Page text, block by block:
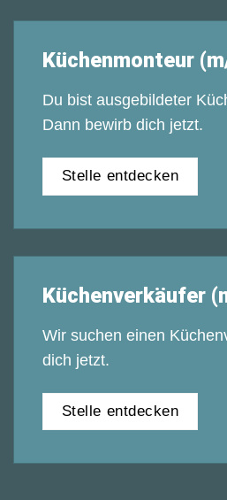
Küchenmonteur
Du bist ausgebildeter
Dann bewirb dich jetzt.
Stelle entdecken
Küchenverkäufer
Wir suchen einen
dich jetzt.
Stelle entdecken